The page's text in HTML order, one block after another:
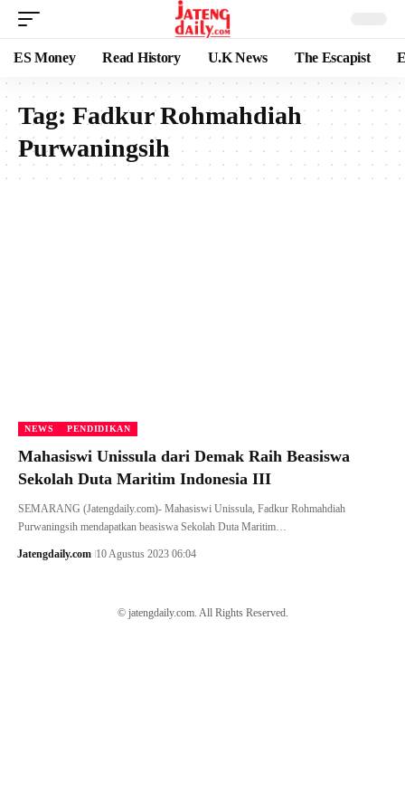
ES Money Read History U.K News The Escapist
Tag: Fadkur Rohmahdiah
Purwaningsih
NEWS PENDIDIKAN
Mahasiswi Unissula dari Demak Raih Beasiswa
Sekolah Duta Maritim Indonesia III
SEMARANG (Jatengdaily.com)- Mahasiswi Unissula, Fadkur Rohmahdiah
Purwaningsih mendapatkan beasiswa Sekolah Duta Maritim…
Jatengdaily.com 10 Agustus 2023 06:04
© jatengdaily.com. All Rights Reserved.